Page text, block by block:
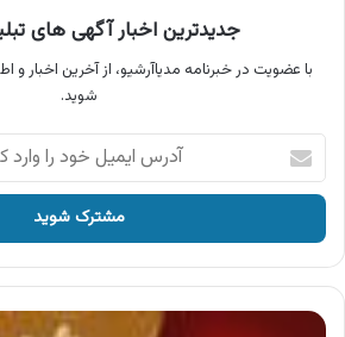
جدیدترین اخبار آگهی های
با عضویت در خبرنامه مدیاآرشیو، از آخرین اخبار و
شوید.
آدرس
ایمیل
خود
وارد
کنید
آگهی